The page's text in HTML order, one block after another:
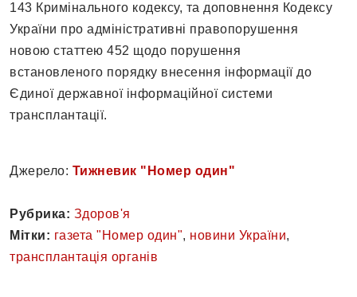
143 Кримінального кодексу, та доповнення Кодексу
України про адміністративні правопорушення
новою статтею 452 щодо порушення
встановленого порядку внесення інформації до
Єдиної державної інформаційної системи
трансплантації.
Джерело: Тижневик "Номер один"
Рубрика: Здоров'я
Мітки: газета "Номер один", новини України,
трансплантація органів